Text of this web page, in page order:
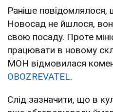
Раніше повідомлялося,
Новосад не йшлося,
свою посаду. Проте
працювати в новому
МОН відмовилася
OBOZREVATEL.
Слід зазначити, що в